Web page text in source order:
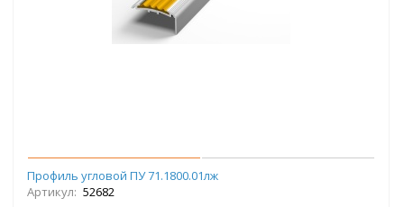
Профиль угловой ПУ 71.1800.01лж
Артикул: 52682